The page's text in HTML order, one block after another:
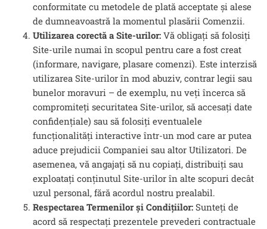
conformitate cu metodele de plată acceptate și alese
de dumneavoastră la momentul plasării Comenzii.
Utilizarea corectă a Site-urilor: Vă obligați să folosiți
Site-urile numai în scopul pentru care a fost creat
(informare, navigare, plasare comenzi). Este interzisă
utilizarea Site-urilor în mod abuziv, contrar legii sau
bunelor moravuri – de exemplu, nu veți încerca să
compromiteți securitatea Site-urilor, să accesați date
confidențiale) sau să folosiți eventualele
funcționalități interactive într-un mod care ar putea
aduce prejudicii Companiei sau altor Utilizatori. De
asemenea, vă angajați să nu copiați, distribuiți sau
exploatați conținutul Site-urilor în alte scopuri decât
uzul personal, fără acordul nostru prealabil.
Respectarea Termenilor și Condițiilor: Sunteți de
acord să respectați prezentele prevederi contractuale